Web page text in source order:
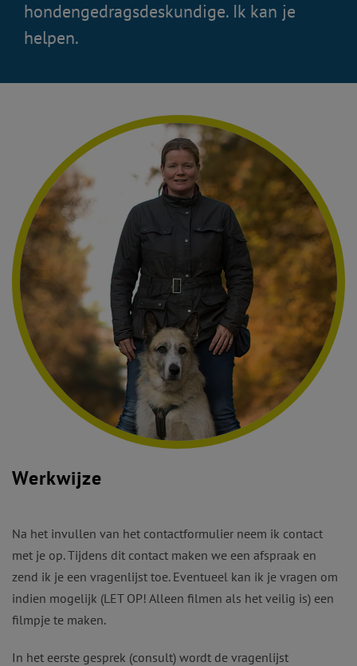
hondengedragsdeskundige. Ik kan je
helpen.
Werkwijze
Na het invullen van het contactformulier neem ik contact
met je op. Tijdens dit contact maken we een afspraak en
zend ik je een vragenlijst toe. Eventueel kan ik je vragen om
indien mogelijk (LET OP! Alleen filmen als het veilig is) een
filmpje te maken.
In het eerste gesprek (consult) wordt de vragenlijst